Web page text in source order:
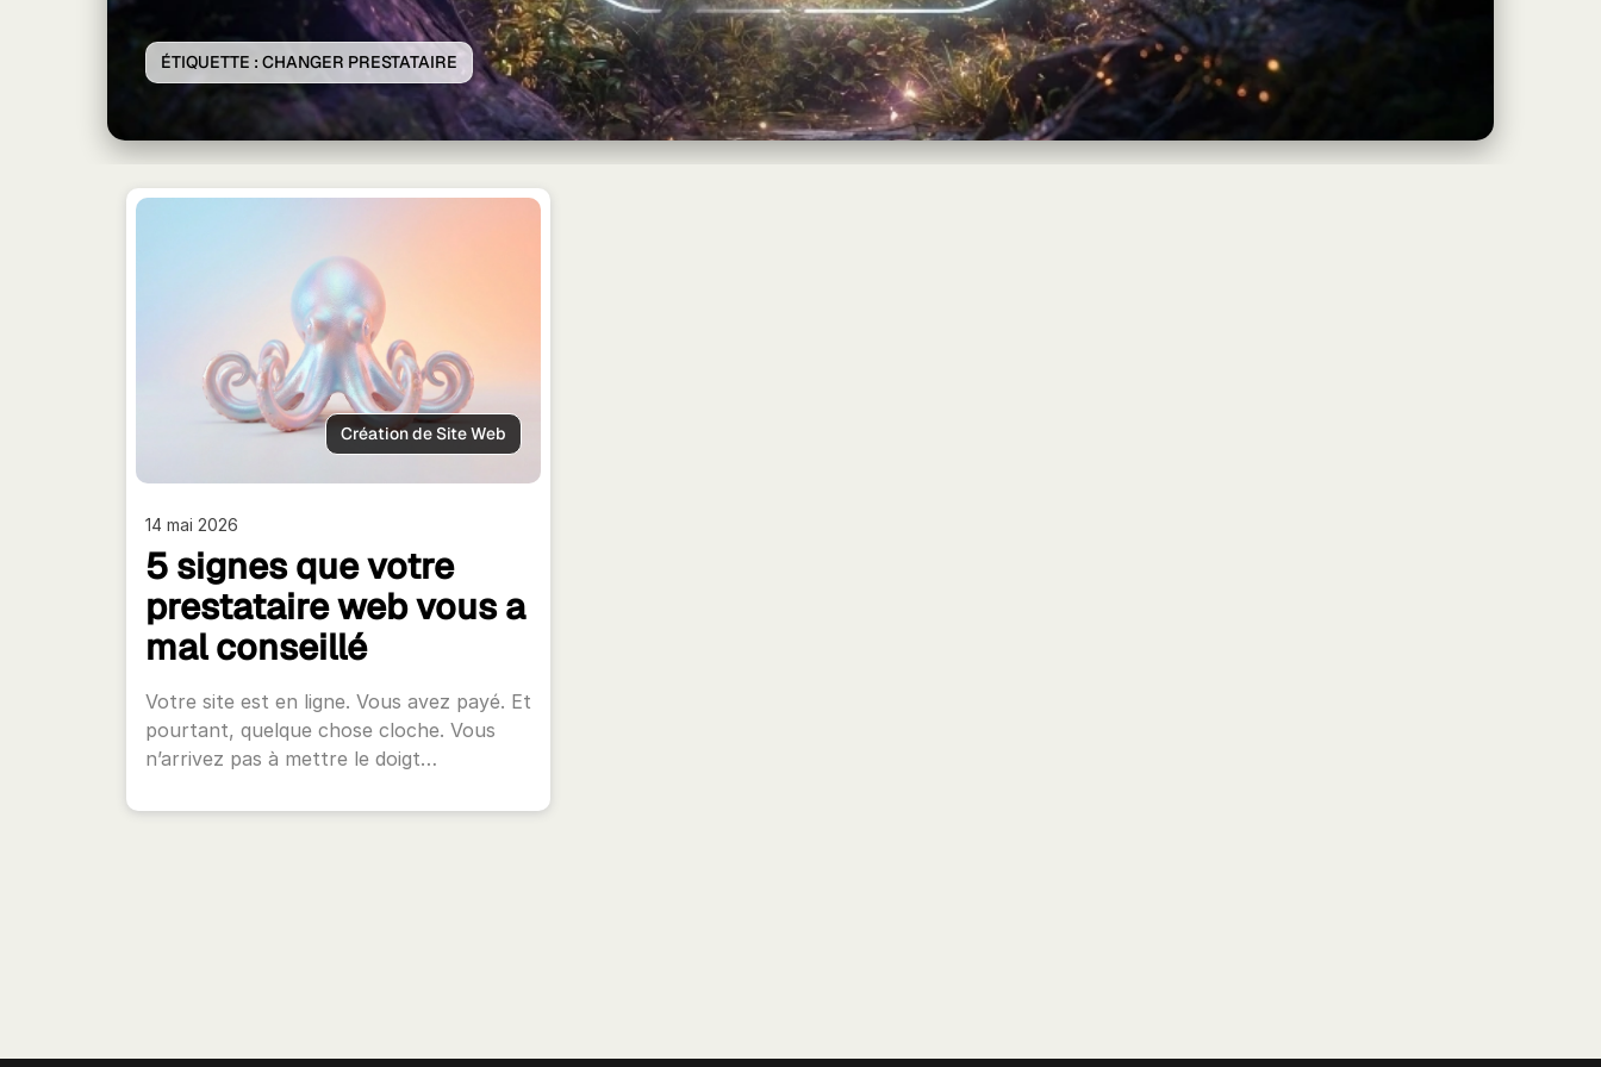
ÉTIQUETTE : CHANGER PRESTATAIRE
Création de Site Web
14 mai 2026
5 signes que votre
prestataire web vous a
mal conseillé
Votre site est en ligne. Vous avez payé. Et
pourtant, quelque chose cloche. Vous
n’arrivez pas à mettre le doigt…